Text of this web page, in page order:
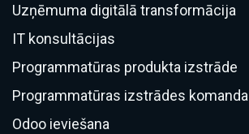
Uzņēmuma digitālā transformācija
IT konsultācijas
Programmatūras produkta izstrāde
Programmatūras izstrādes komanda
Odoo ieviešana